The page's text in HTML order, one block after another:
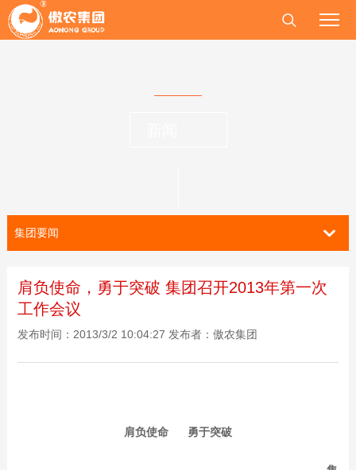
集团要闻
肩负使命，勇于突破 集团召开2013年第一次
工作会议
发布时间：2013/3/2 10:04:27 发布者：傲农集团
肩负使命 勇于突破